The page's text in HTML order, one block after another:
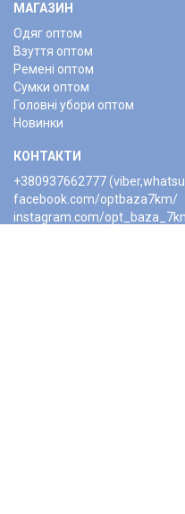
МАГАЗИН
Одяг оптом
Взуття оптом
Ремені оптом
Сумки оптом
Головні убори оптом
Новинки
КОНТАКТИ
+380937662777
facebook.com/optbaza7km/
instagram.com/